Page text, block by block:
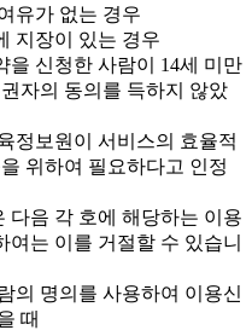
유가 없는 경우
지장이 있는 경우
을 신청한 사람이 14세 미만
자의 동의를 득하지 않았
정보원이 서비스의 효율적
위하여 필요하다고 인정
음 각 호에 해당하는 이용
여는 이를 거절할 수 있습니
의 명의를 사용하여 이용신
때